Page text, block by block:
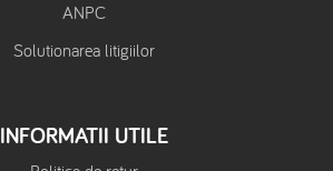
ANPC
Solutionarea litigiilor
INFORMATII UTILE